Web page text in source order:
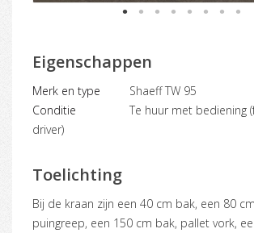
1 2 3 4 5 6 7 8
Eigenschappen
Merk en type
Shaeff TW 95
Conditie
Te huur met bediening
driver)
Toelichting
Bij de kraan zijn een 40 cm bak, een 80 cm bak, een
puingreep, een 150 cm bak, pallet vork,